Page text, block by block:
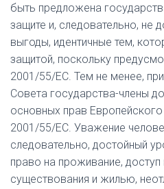
быть предложена
защите и, следовательно, не
выгоды, идентичные тем,
защитой, поскольку
2001/55/ЕС. Тем не менее,
Совета государства-члены
основных прав
2001/55/ЕС. Уважение
следовательно, достойный
право на проживание,
существования и жилью,